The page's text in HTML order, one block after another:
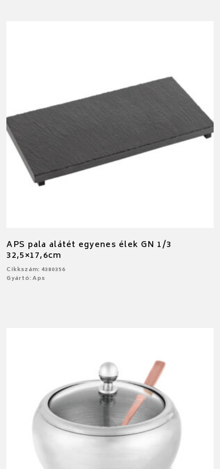
APS pala alátét egyenes élek GN 1/3
32,5×17,6cm
Cikkszám: 4380356
Gyártó: Aps